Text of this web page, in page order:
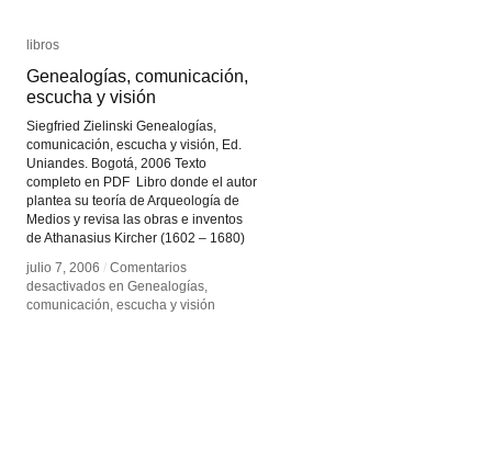
libros
Genealogías, comunicación,
escucha y visión
Siegfried Zielinski Genealogías,
comunicación, escucha y visión, Ed.
Uniandes. Bogotá, 2006 Texto
completo en PDF Libro donde el autor
plantea su teoría de Arqueología de
Medios y revisa las obras e inventos
de Athanasius Kircher (1602 – 1680)
julio 7, 2006 / Comentarios
desactivados en Genealogías,
comunicación, escucha y visión
libros
Genealogías, comunicación,
escucha y visión
julio 7, 2006 / Comentarios
desactivados en Genealogías,
comunicación, escucha y visión